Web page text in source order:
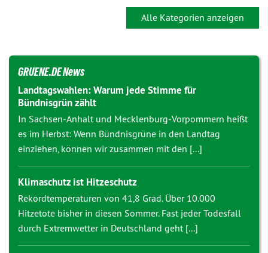
Alle Kategorien anzeigen
GRUENE.DE News
Landtagswahlen: Warum jede Stimme für
Bündnisgrün zählt
In Sachsen-Anhalt und Mecklenburg-Vorpommern heißt
es im Herbst: Wenn Bündnisgrüne in den Landtag
einziehen, können wir zusammen mit den [...]
Klimaschutz ist Hitzeschutz
Rekordtemperaturen von 41,8 Grad. Über 10.000
Hitzetote bisher in diesen Sommer. Fast jeder Todesfall
durch Extremwetter in Deutschland geht [...]